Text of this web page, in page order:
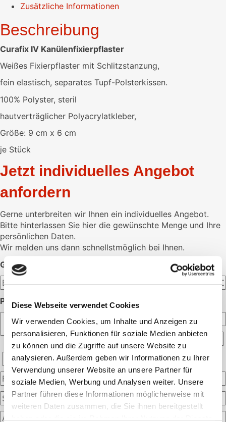
Diese Webseite verwendet Cookies
Wir verwenden Cookies, um Inhalte und Anzeigen zu
personalisieren, Funktionen für soziale Medien anbieten
zu können und die Zugriffe auf unsere Website zu
analysieren. Außerdem geben wir Informationen zu Ihrer
Verwendung unserer Website an unsere Partner für
soziale Medien, Werbung und Analysen weiter. Unsere
Partner führen diese Informationen möglicherweise mit
weiteren Daten zusammen, die Sie ihnen bereitgestellt
Zusätzliche Informationen
Beschreibung
Curafix IV Kanülenfixierpflaster
Weißes Fixierpflaster mit Schlitzstanzung,
fein elastisch, separates Tupf-Polsterkissen.
100% Polyster, steril
hautverträglicher Polyacrylatkleber,
Größe: 9 cm x 6 cm
je Stück
Jetzt individuelles Angebot
anfordern
Gerne unterbreiten wir Ihnen ein individuelles Angebot.
Bitte hinterlassen Sie hier die gewünschte Menge und Ihre
persönlichen Daten.
Wir melden uns dann schnellstmöglich bei Ihnen.
GEWÜNSCHTE MENGE:
PERSÖNLICHE ANGABEN: